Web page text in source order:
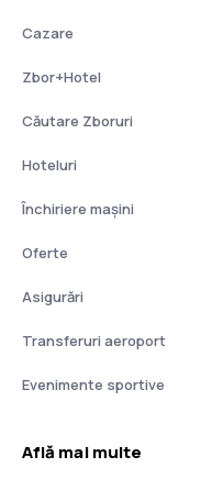
Cazare
Zbor+Hotel
Căutare Zboruri
Hoteluri
Închiriere mașini
Oferte
Asigurări
Transferuri aeroport
Evenimente sportive
Află mai multe